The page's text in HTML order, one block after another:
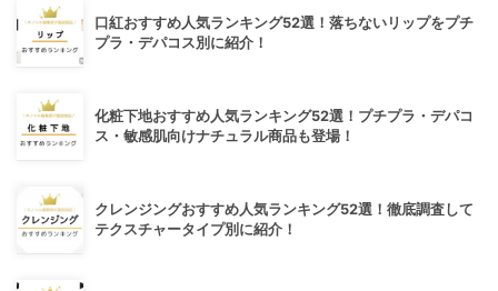
口紅おすすめ人気ランキング52選！落ちないリップをプチ
プラ・デパコス別に紹介！
化粧下地おすすめ人気ランキング52選！プチプラ・デパコ
ス・敏感肌向けナチュラル商品も登場！
クレンジングおすすめ人気ランキング52選！徹底調査して
テクスチャータイプ別に紹介！